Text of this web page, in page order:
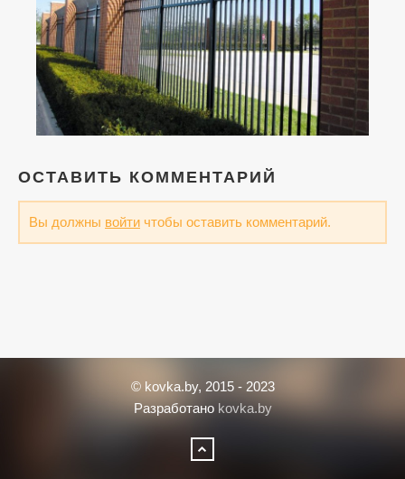
ОСТАВИТЬ КОММЕНТАРИЙ
Вы должны войти чтобы оставить комментарий.
© kovka.by, 2015 - 2023
Разработано kovka.by